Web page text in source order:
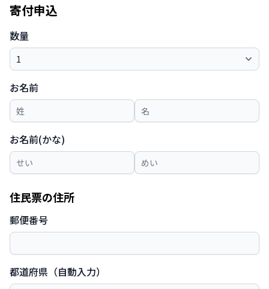
寄付申込
数量
お名前
お名前(かな)
住民票の住所
郵便番号
都道府県（自動入力）